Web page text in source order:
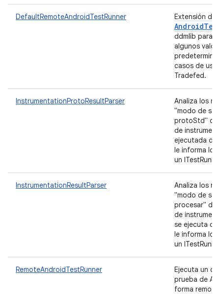
DefaultRemoteAndroidTestRunner Extensión de
Android
ddmlib para
algunos
casos de uso
Tradefed.
InstrumentationProtoResultParser
Analiza los
"modo de
protoStd" de
de
ejecutada
le informa
un
InstrumentationResultParser
Analiza los
"modo de
procesar" de
de
se ejecuta
le informa
un
RemoteAndroidTestRunner
Ejecuta un
prueba de
forma